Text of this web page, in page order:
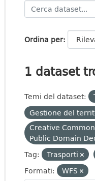
Ordina per
1 dataset
Temi del dataset:
Gestione del
Creative
Public Domain
Tag:
Trasporti
Formati:
WFS